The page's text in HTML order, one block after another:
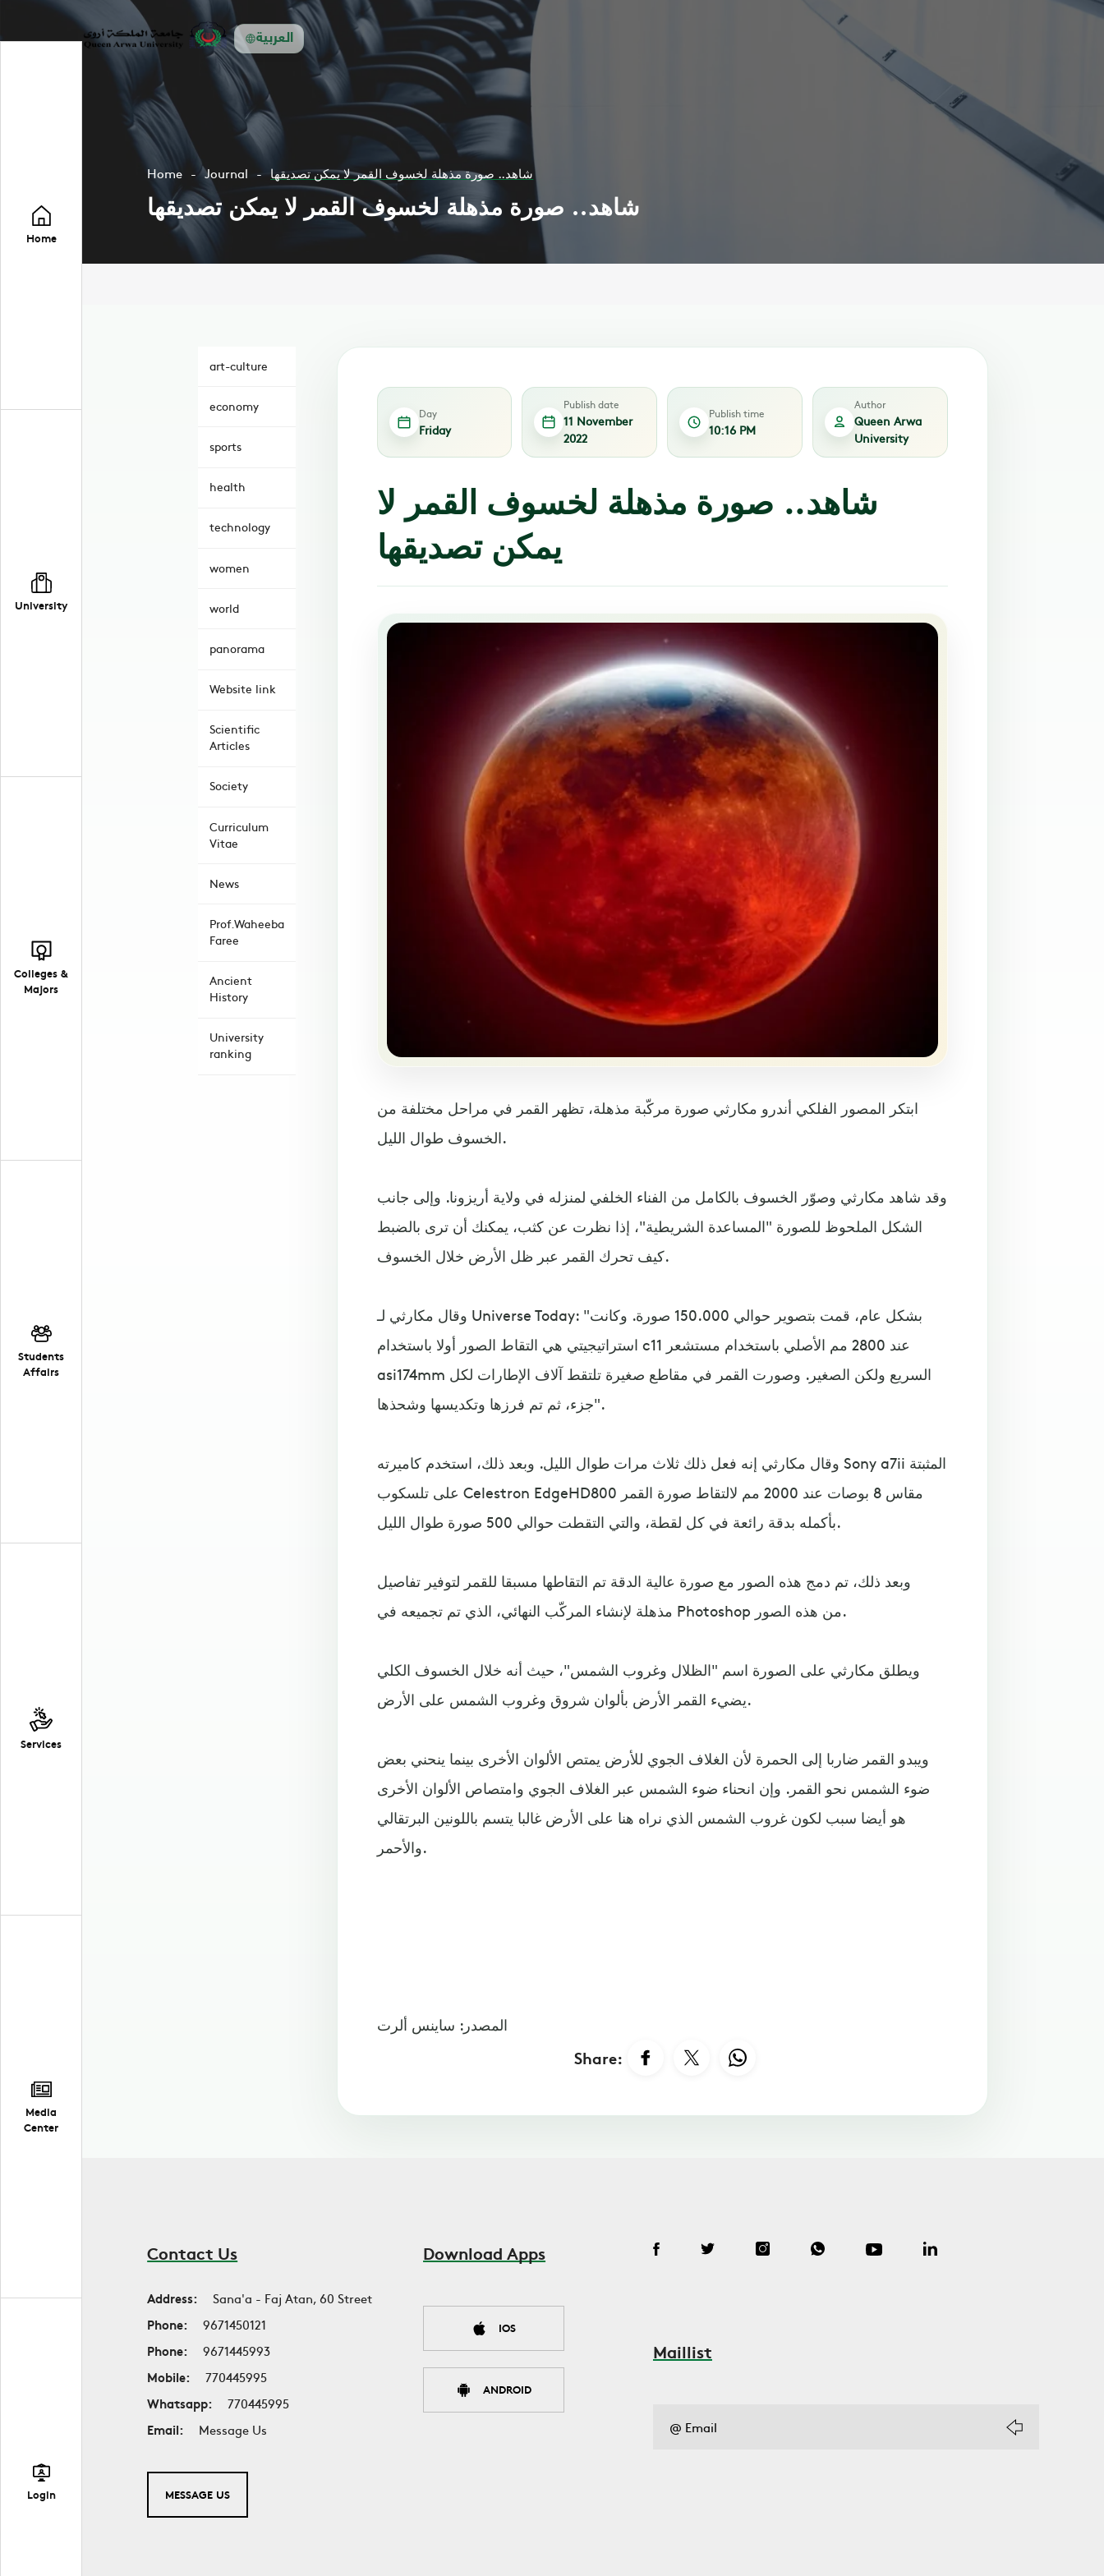
العربية
Home
University
Colleges &
Majors
Students
Affairs
Services
Media
Center
Login
Home Journal شاهد.. صورة مذهلة لخسوف القمر لا يمكن تصديقها
شاهد.. صورة مذهلة لخسوف القمر لا يمكن تصديقها
art-culture
economy
sports
health
technology
women
world
panorama
Website link
Scientific
Articles
Society
Curriculum
Vitae
News
Prof.Waheeba
Faree
Ancient
History
University
ranking
Day
Friday
Publish date
11 November
2022
Publish time
10:16 PM
Author
Queen Arwa
University
شاهد.. صورة مذهلة لخسوف القمر لا
يمكن تصديقها
ابتكر المصور الفلكي أندرو مكارثي صورة مركّبة مذهلة، تظهر القمر في مراحل مختلفة من
الخسوف طوال الليل.
وقد شاهد مكارثي وصوّر الخسوف بالكامل من الفناء الخلفي لمنزله في ولاية أريزونا. وإلى جانب
الشكل الملحوظ للصورة "المساعدة الشريطية"، إذا نظرت عن كثب، يمكنك أن ترى بالضبط
كيف تحرك القمر عبر ظل الأرض خلال الخسوف.
وقال مكارثي لـ Universe Today: "بشكل عام، قمت بتصوير حوالي 150.000 صورة. وكانت
استراتيجيتي هي التقاط الصور أولا باستخدام c11 عند 2800 مم الأصلي باستخدام مستشعر
asi174mm السريع ولكن الصغير. وصورت القمر في مقاطع صغيرة تلتقط آلاف الإطارات لكل
جزء، ثم تم فرزها وتكديسها وشحذها".
وقال مكارثي إنه فعل ذلك ثلاث مرات طوال الليل. وبعد ذلك، استخدم كاميرته Sony a7ii المثبتة
على تلسكوب Celestron EdgeHD800 مقاس 8 بوصات عند 2000 مم لالتقاط صورة القمر
بأكمله بدقة رائعة في كل لقطة، والتي التقطت حوالي 500 صورة طوال الليل.
وبعد ذلك، تم دمج هذه الصور مع صورة عالية الدقة تم التقاطها مسبقا للقمر لتوفير تفاصيل
مذهلة لإنشاء المركّب النهائي، الذي تم تجميعه في Photoshop من هذه الصور.
ويطلق مكارثي على الصورة اسم "الظلال وغروب الشمس"، حيث أنه خلال الخسوف الكلي
يضيء القمر الأرض بألوان شروق وغروب الشمس على الأرض.
ويبدو القمر ضاربا إلى الحمرة لأن الغلاف الجوي للأرض يمتص الألوان الأخرى بينما ينحني بعض
ضوء الشمس نحو القمر. وإن انحناء ضوء الشمس عبر الغلاف الجوي وامتصاص الألوان الأخرى
هو أيضا سبب لكون غروب الشمس الذي نراه هنا على الأرض غالبا يتسم باللونين البرتقالي
والأحمر.
المصدر: ساينس ألرت
Share:
Contact Us
Address:
Sana'a - Faj Atan, 60 Street
Phone:
9671450121
Phone:
9671445993
Mobile:
770445995
Whatsapp:
770445995
Email:
Message Us
MESSAGE US
Download Apps
IOS
ANDROID
Maillist